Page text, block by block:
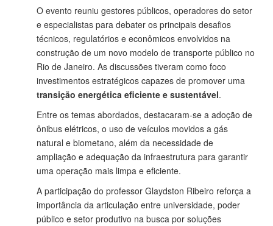
O evento reuniu gestores públicos, operadores do setor
e especialistas para debater os principais desafios
técnicos, regulatórios e econômicos envolvidos na
construção de um novo modelo de transporte público no
Rio de Janeiro. As discussões tiveram como foco
investimentos estratégicos capazes de promover uma
transição energética eficiente e sustentável.
Entre os temas abordados, destacaram-se a adoção de
ônibus elétricos, o uso de veículos movidos a gás
natural e biometano, além da necessidade de
ampliação e adequação da infraestrutura para garantir
uma operação mais limpa e eficiente.
A participação do professor Glaydston Ribeiro reforça a
importância da articulação entre universidade, poder
público e setor produtivo na busca por soluções